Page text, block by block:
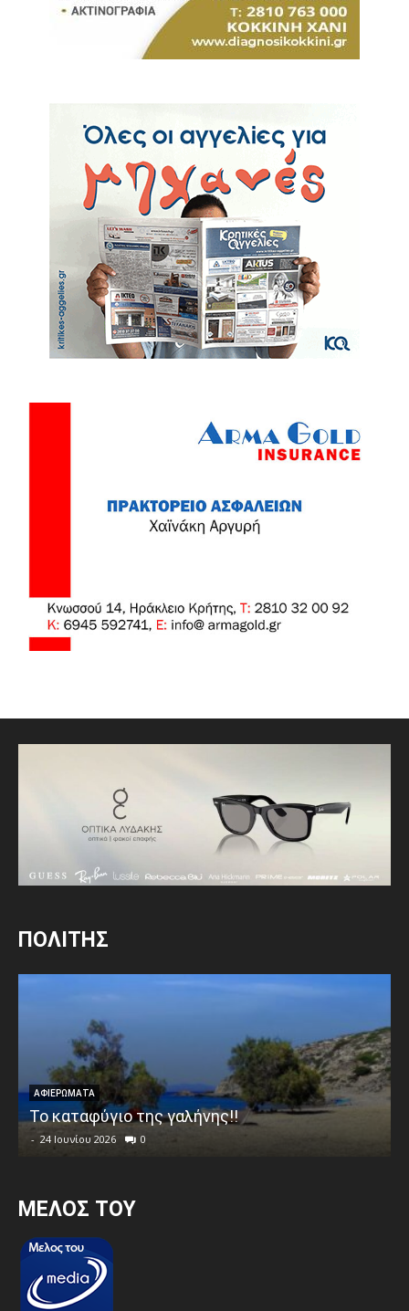
ΠΟΛΙΤΗΣ
ΑΦΙΕΡΩΜΑΤΑ
Το καταφύγιο της γαλήνης!!
- 24 Ιουνίου 2026 0
MEΛΟΣ ΤΟΥ